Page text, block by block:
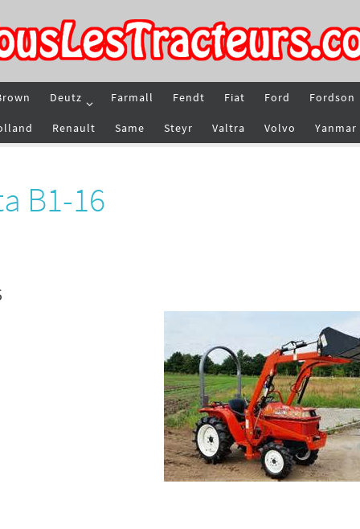
Deutz Farmall Fendt Fiat Ford Fordson
Renault Same Steyr Valtra Volvo Yanmar
B1-16